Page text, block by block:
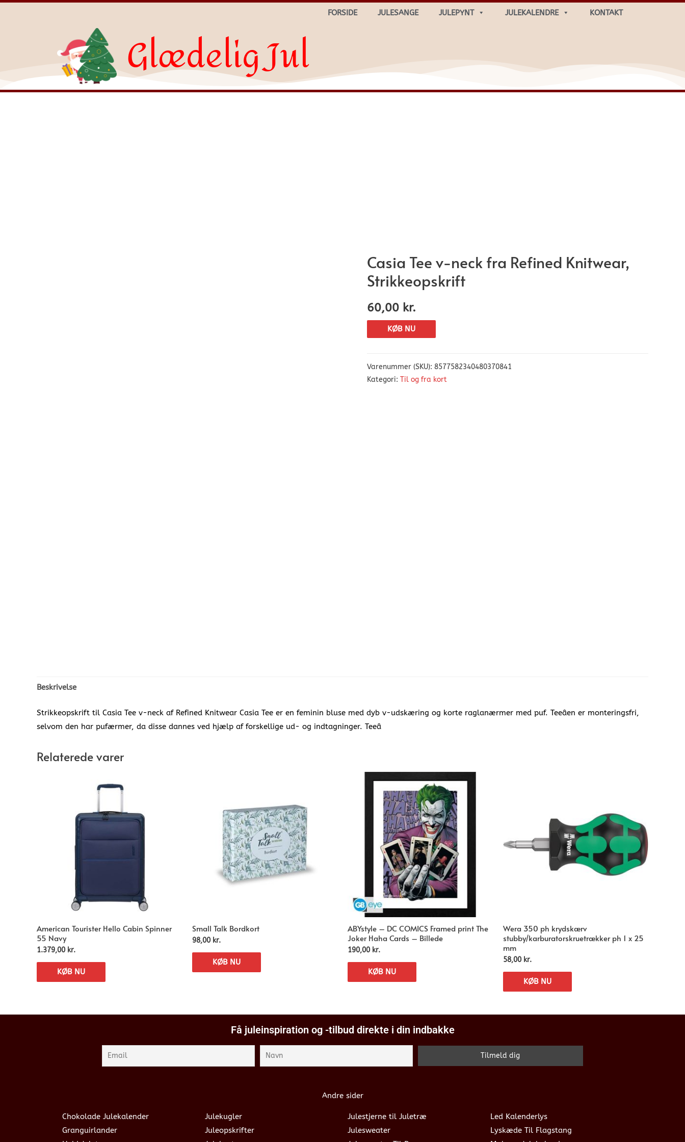
FORSIDE JULESANGE JULEPYNT JULEKALENDRE KONTAKT
Glædelig Jul
Casia Tee v-neck fra Refined Knitwear,
Strikkeopskrift
60,00 kr.
KØB NU
Varenummer (SKU): 8577582340480370841
Kategori: Til og fra kort
Beskrivelse
Strikkeopskrift til Casia Tee v-neck af Refined Knitwear Casia Tee er en feminin bluse med dyb v-udskæring og korte raglanærmer med puf. Teeâen er monteringsfri,
selvom den har pufærmer, da disse dannes ved hjælp af forskellige ud- og indtagninger. Teeâ
Relaterede varer
American Tourister Hello Cabin Spinner
55 Navy
1.379,00 kr.
KØB NU
Small Talk Bordkort
98,00 kr.
KØB NU
ABYstyle – DC COMICS Framed print The
Joker Haha Cards – Billede
190,00 kr.
KØB NU
Wera 350 ph krydskærv
stubby/karburatorskruetrækker ph 1 x 25
mm
58,00 kr.
KØB NU
Få juleinspiration og -tilbud direkte i din indbakke
Andre sider
Chokolade Julekalender
Granguirlander
Julekugler
Juleopskrifter
Julestjerne til Juletræ
Julesweater
Led Kalenderlys
Lyskæde Til Flagstang